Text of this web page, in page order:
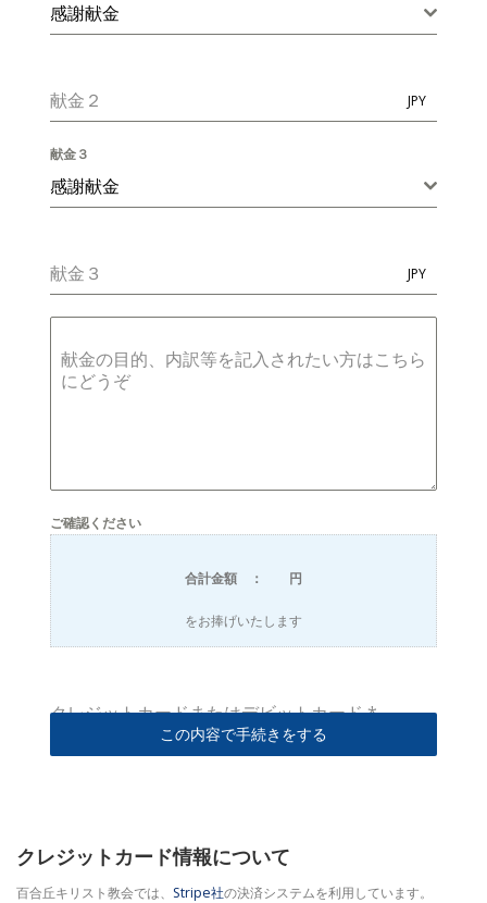
感謝献金
献金２ JPY
献金３
感謝献金
献金３ JPY
献金の目的、内訳等を記入されたい方はこちら
にどうぞ
ご確認ください
合計金額 ： 円
をお捧げいたします
クレジットカードまたはデビットカード*
この内容で手続きをする
クレジットカード情報について
百合丘キリスト教会では、 Stripe社の決済システムを利用しています。